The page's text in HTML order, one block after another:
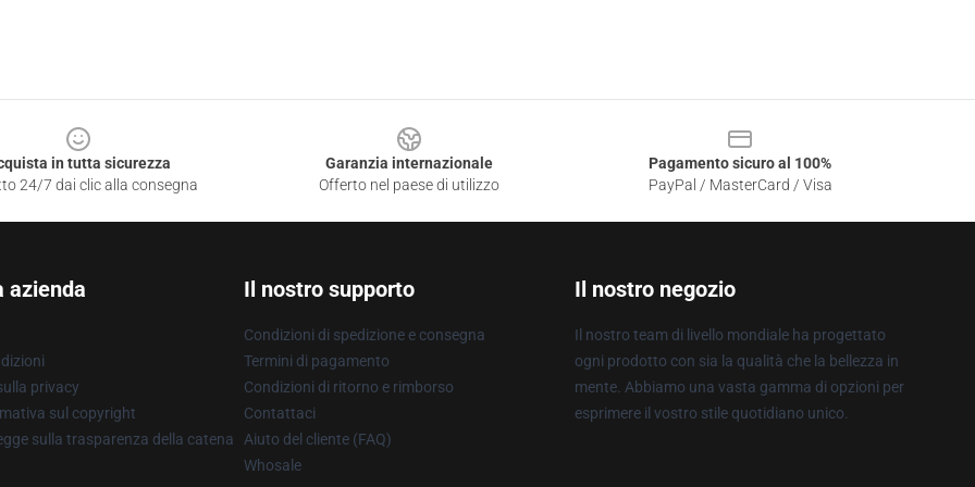
in tutta sicurezza
24/7 dai clic alla consegna
Garanzia internazionale
Offerto nel paese di utilizzo
Pagamento sicuro al 100%
PayPal / MasterCard / Visa
azienda
privacy
sul copyright
sulla trasparenza della catena
Il nostro supporto
Condizioni di spedizione e consegna
Termini di pagamento
Condizioni di ritorno e rimborso
Contattaci
Aiuto del cliente (FAQ)
Whosale
Il nostro negozio
Il nostro team di livello mondiale ha progettato
ogni prodotto con sia la qualità che la bellezza in
mente. Abbiamo una vasta gamma di opzioni per
esprimere il vostro stile quotidiano unico.